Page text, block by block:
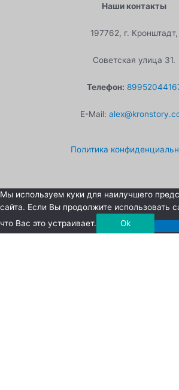
Наши контакты
197762, г. Кронштадт,
Советская улица 31.
Телефон:
E-Mail:
Политика
Мы используем куки для наилучшего
сайта. Если Вы продолжите использовать
что Вас это устраивает.
Ok